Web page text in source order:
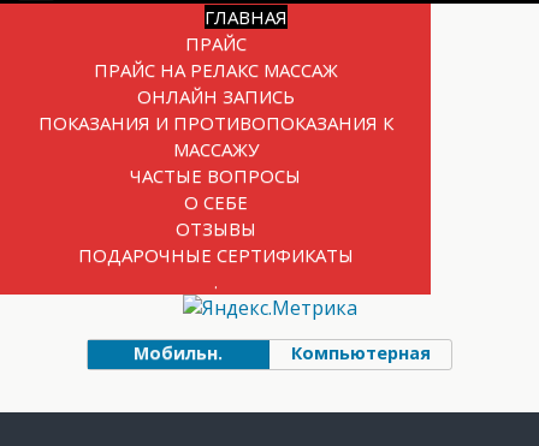
ГЛАВНАЯ
ПРАЙС
ПРАЙС НА РЕЛАКС МАССАЖ
ОНЛАЙН ЗАПИСЬ
ПОКАЗАНИЯ И ПРОТИВОПОКАЗАНИЯ К
МАССАЖУ
ЧАСТЫЕ ВОПРОСЫ
О СЕБЕ
ОТЗЫВЫ
ПОДАРОЧНЫЕ СЕРТИФИКАТЫ
.
Мобильн. Компьютерная